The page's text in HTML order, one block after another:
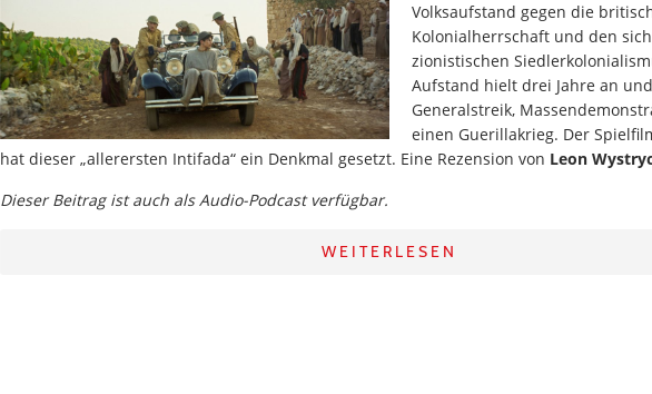
Volksaufstand gegen die
Kolonialherrschaft und den
zionistischen
Aufstand hielt drei Jahre an
Generalstreik,
einen Guerillakrieg. Der
hat dieser „allerersten Intifada“ ein Denkmal gesetzt. Eine Rezension von Leon
Dieser Beitrag ist auch als Audio-Podcast verfügbar.
WEITERLESEN